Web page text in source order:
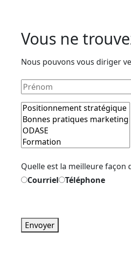
Vous ne
Nous pouvons vous diriger
Quelle est la meilleure façon
Courriel
Téléphone
Envoyer